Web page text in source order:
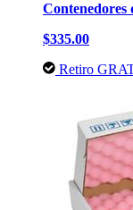
Contenedores
$335.00
Retiro